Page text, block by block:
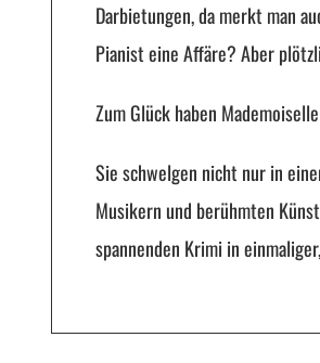
Darbietungen, da merkt man
Pianist eine Affäre? Aber
Zum Glück haben
Sie schwelgen nicht nur in
Musikern und berühmten
spannenden Krimi in